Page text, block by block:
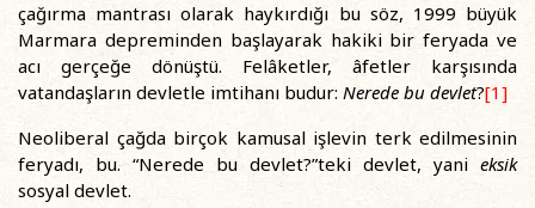
çağırma mantrası olarak haykırdığı bu söz, 1999 büyük
Marmara depreminden başlayarak hakiki bir feryada ve
acı gerçeğe dönüştü. Felâketler, âfetler karşısında
vatandaşların devletle imtihanı budur: Nerede bu devlet?[1]
Neoliberal çağda birçok kamusal işlevin terk edilmesinin
feryadı, bu. “Nerede bu devlet?”teki devlet, yani eksik
sosyal devlet.